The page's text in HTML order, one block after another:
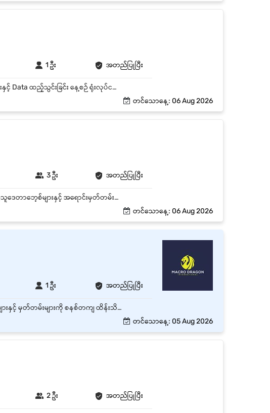
1 ဦး အတည်ပြုပြီး
ရုံးပိုင်းဆိုင်ရာ စာရွက်စာတမ်းများကို စီမံဆောင်ရွက်ခြင်း Computer ဖြင့် စာရိုက်ခြင်းနှင့် Data ထည့်သွင်းခြင်း နေ့စဉ် ရုံးလုပ်ငန်းများကို ကူညီဆောင်ရွက်ခြင်း အသင်းအဖွဲ့နှင့်တက်ကြွစွာပူးပေါင်းဆောင်ရွက်နိုင်ခြင်း
တင်သောနေ့: 06 Aug 2026
3 ဦး အတည်ပြုပြီး
အရောင်းအော်ဒါများကို စီမံဆောင်ရွက်ပြီး အော်ဒါပြည့်စုံမှုကို စီမံပါ။ တိကျသော သုံးစွဲသူဒေတာဘေ့စ်များနှင့် အရောင်းမှတ်တမ်းများကို ထိန်းသိမ်းပါ။ အရောင်းအစီရင်ခံစာများနှင့် ခန့်မှန်းချက်များကို ပြင်ဆင်ရာတွင် ကူညီဆောင်ရွက်ပေးခြင်း။ အရောင်းအဖွဲ့နှင့် ဆက်သွယ်ညှိနှိုင်း ဆောင်ရွက်ပေးခြင်း။ အရောင်းအဖွဲနှင့် ချိတ်ဆက်၍၊မေးမြန်းမှုများကို တုံ့ပြန်ပြီး ထူးခြားသော ဝန်ဆောင်မှုကို ဆောင်ရွက်ပေးခြင်း။ မိမိနှင့် သက်ဆိုင်သော report များအား အချိန်နှင့် တပြေးညီ ဆောင်ရွက်နိင်ရမည်။
တင်သောနေ့: 06 Aug 2026
1 ဦး အတည်ပြုပြီး
နေ့စဉ်ရုံးလုပ်ငန်းများကို စနစ်တကျ စီမံဆောင်ရွက်ခြင်း။ ရုံးစာရွက်စာတမ်းများ၊ ဖိုင်များနှင့် မှတ်တမ်းများကို စနစ်တကျ ထိန်းသိမ်းခြင်း။ သက်ဆိုင်ရာဌာနများနှင့် ပူးပေါင်းညှိနှိုင်း၍ လုပ်ငန်းများ အချိန်မီပြီးမြောက်စေရန် ဆောင်ရွက်ခြင်း။ Report များ၊ စာရင်းဇယားများနှင့် အခြားလိုအပ်သော စာရွက်စာတမ်းများကို ပြင်ဆင်ခြင်း။ သက်ဆိုင်ရာ ကြီးကြပ်သူများမှ ပေးအပ်သော တာဝန်များကို အချိန်မီနှင့် တိကျစွာ ဆောင်ရွက်ခြင်း။ လိုအပ်ပါက နယ်ဒေသများသို့ ခရီးသွား၍ လုပ်ငန်းတာဝန်များကို ထမ်းဆောင်နိုင်ရမည်။
တင်သောနေ့: 05 Aug 2026
2 ဦး အတည်ပြုပြီး